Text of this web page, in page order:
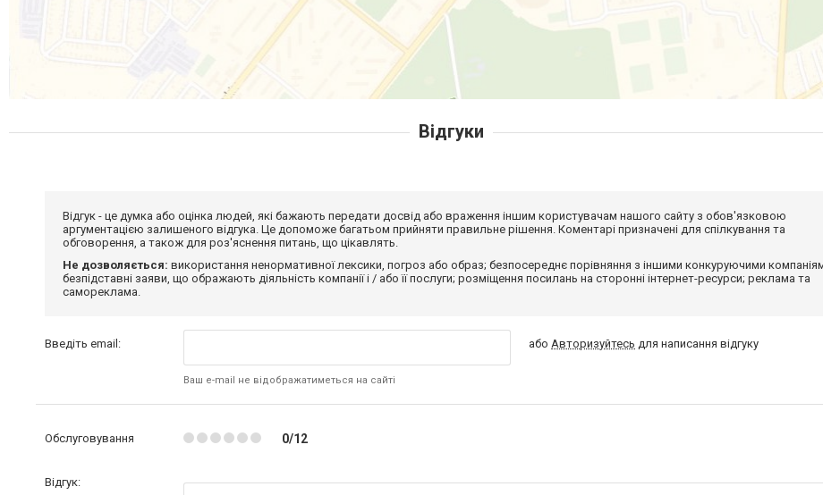
Відгуки
Відгук - це думка або оцінка людей, які бажають передати досвід або враження іншим користувачам нашого сайту з обов'язковою
аргументацією залишеного відгука. Це допоможе багатьом прийняти правильне рішення. Коментарі призначені для спілкування та
обговорення, а також для роз'яснення питань, що цікавлять.
Не дозволяється: використання ненормативної лексики, погроз або образ; безпосереднє порівняння з іншими конкуруючими
безпідставні заяви, що ображають діяльність компанії і / або її послуги; розміщення посилань на сторонні інтернет-ресурси; реклама та
самореклама.
Введіть email:
Ваш e-mail не відображатиметься на сайті
абоАвторизуйтесь для написання відгуку
Обслуговування 0/12
Відгук: